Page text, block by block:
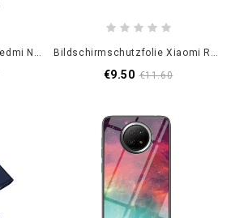
Lederhüllen Für Xiaomi Redmi Note 9 5G / Note 9T 5G Schwarz Einfacher Glänzender Ledereffekt Bildschirmschutzfolie Xiaomi Redmi Note 9 5G / Note 9T 5G
€9.50 €11.60